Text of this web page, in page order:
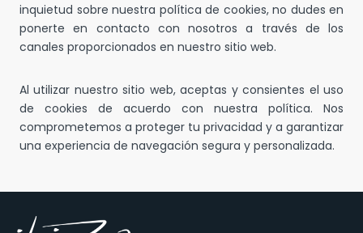
inquietud sobre nuestra política de cookies, no dudes en
ponerte en contacto con nosotros a través de los
canales proporcionados en nuestro sitio web.
Al utilizar nuestro sitio web, aceptas y consientes el uso
de cookies de acuerdo con nuestra política. Nos
comprometemos a proteger tu privacidad y a garantizar
una experiencia de navegación segura y personalizada.